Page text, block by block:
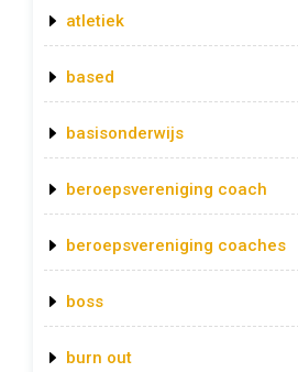
atletiek
based
basisonderwijs
beroepsvereniging coach
beroepsvereniging coaches
boss
burn out